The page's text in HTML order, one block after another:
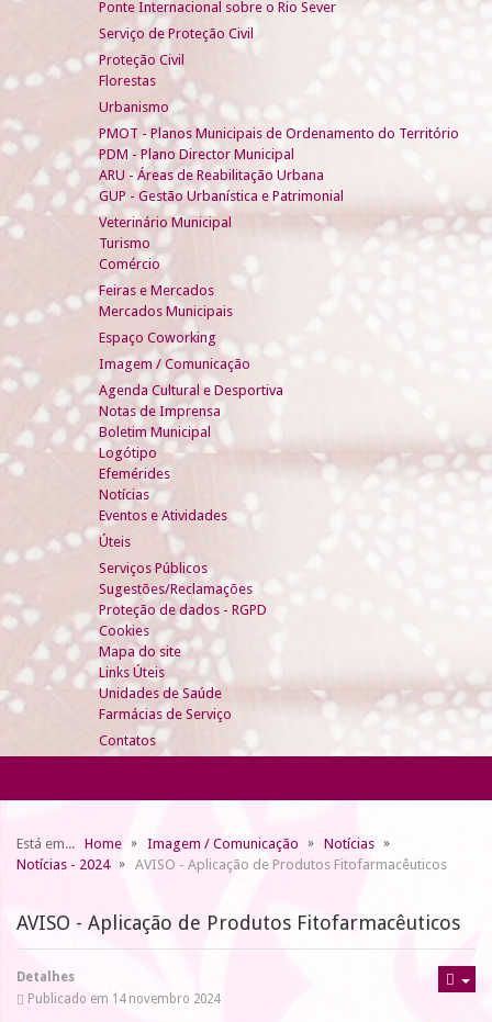
Ponte Internacional sobre o Rio Sever
Serviço de Proteção Civil
Proteção Civil
Florestas
Urbanismo
PMOT - Planos Municipais de Ordenamento do Território
PDM - Plano Director Municipal
ARU - Áreas de Reabilitação Urbana
GUP - Gestão Urbanística e Patrimonial
Veterinário Municipal
Turismo
Comércio
Feiras e Mercados
Mercados Municipais
Espaço Coworking
Imagem / Comunicação
Agenda Cultural e Desportiva
Notas de Imprensa
Boletim Municipal
Logótipo
Efemérides
Notícias
Eventos e Atividades
Úteis
Serviços Públicos
Sugestões/Reclamações
Proteção de dados - RGPD
Cookies
Mapa do site
Links Úteis
Unidades de Saúde
Farmácias de Serviço
Contatos
Está em... Home Imagem / Comunicação
Notícias
Notícias - 2024
AVISO - Aplicação de Produtos Fitofarmacêuticos
AVISO - Aplicação de Produtos Fitofarmacêuticos
Detalhes
Publicado em 14 novembro 2024